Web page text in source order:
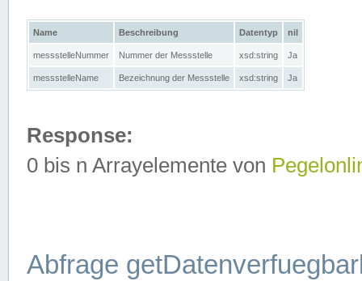
Name Beschreibung Datentyp nil
messstelleNummer Nummer der Messstelle xsd:string Ja
messstelleName Bezeichnung der Messstelle xsd:string Ja
Response:
0 bis n Arrayelemente von
Abfrage